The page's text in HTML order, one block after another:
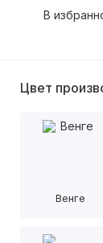
В
Цвет
Венге